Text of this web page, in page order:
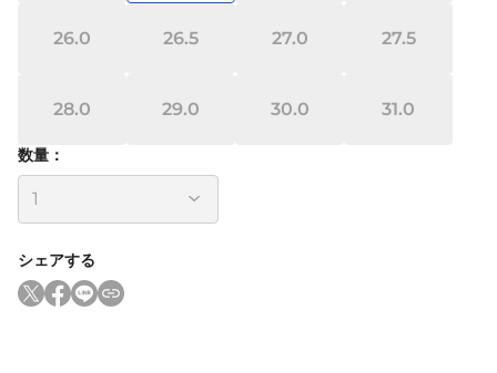
26.0 26.5 27.0 27.5
28.0 29.0 30.0 31.0
数量：
シェアする